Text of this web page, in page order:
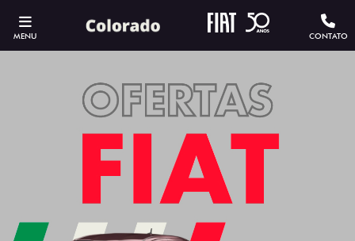
MENU CONTATO